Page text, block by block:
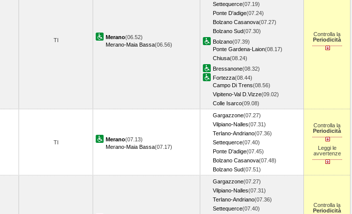
TI Merano(06.52)
Merano-Maia Bassa(06.56)
Settequerce(07.19)
Ponte D'adige(07.24)
Bolzano Casanova(07.27)
Bolzano Sud(07.30)
Bolzano(07.39)
Ponte Gardena-Laion(08.17)
Chiusa(08.24)
Bressanone(08.32)
Fortezza(08.44)
Campo Di Trens(08.56)
Vipiteno-Val D.Vizze(09.02)
Colle Isarco(09.08)
Controlla la
Periodicità
TI Merano(07.13)
Merano-Maia Bassa(07.17)
Gargazzone(07.27)
Vilpiano-Nalles(07.31)
Terlano-Andriano(07.36)
Settequerce(07.40)
Ponte D'adige(07.45)
Bolzano Casanova(07.48)
Bolzano Sud(07.51)
Controlla la
Periodicità
Leggi le
avvertenze
Gargazzone(07.27)
Vilpiano-Nalles(07.31)
Terlano-Andriano(07.36)
Settequerce(07.40)
Controlla la
Periodicità